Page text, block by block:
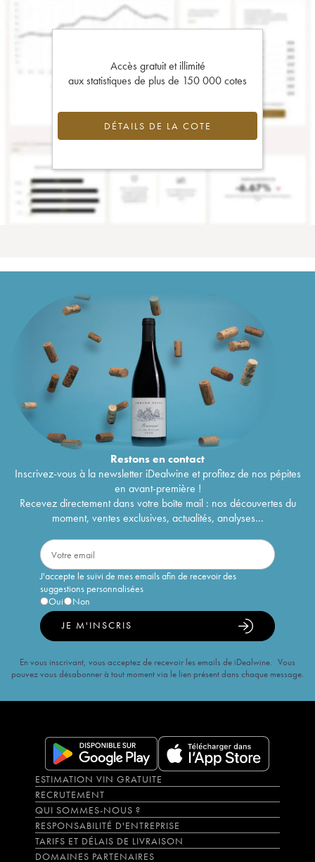
Accès gratuit et illimité
aux statistiques de plus de 150 000 cotes
DÉTAILS DE LA COTE
Restons encontact
Inscrivez-vous à la newsletter iDealwine et profitez de nos pépites
en avant-première !
Recevez directement dans votre boîte mail : nos découvertes du
moment, ventes exclusives, actualités, analyses...
J'accepte le suivi de mes emails afin de recevoir des
suggestions personnalisées
Oui
Non
JE M'INSCRIS
En vous inscrivant, vous acceptez de recevoir les emails de iDealwine. Vous
pouvez vous désabonner à tout moment via le lien présent dans chaque message.
ESTIMATION VIN GRATUITE
RECRUTEMENT
QUI SOMMES-NOUS ?
RESPONSABILITÉ D'ENTREPRISE
TARIFS ET DÉLAIS DE LIVRAISON
DOMAINES PARTENAIRES